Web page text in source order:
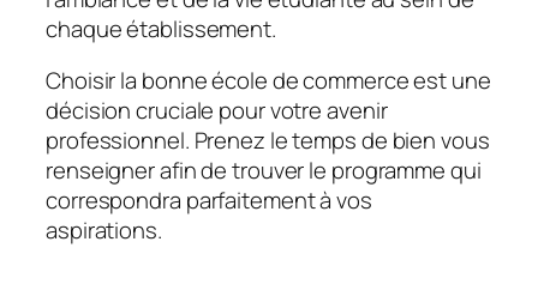
chaque établissement.
Choisir la bonne école de commerce est une
décision cruciale pour votre avenir
professionnel. Prenez le temps de bien vous
renseigner afin de trouver le programme qui
correspondra parfaitement à vos
aspirations.